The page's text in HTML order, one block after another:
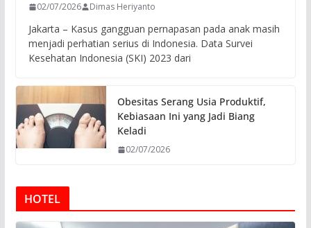
02/07/2026 Dimas Heriyanto
Jakarta – Kasus gangguan pernapasan pada anak masih
menjadi perhatian serius di Indonesia. Data Survei
Kesehatan Indonesia (SKI) 2023 dari
Obesitas Serang Usia Produktif,
Kebiasaan Ini yang Jadi Biang
Keladi
02/07/2026
HOTEL